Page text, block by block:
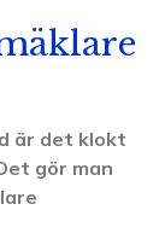
är det klokt
gör man